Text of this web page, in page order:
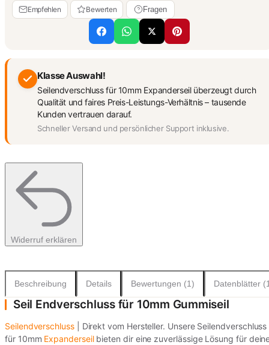
Empfehlen Bewerten Fragen
Klasse Auswahl!
Seilendverschluss für 10mm Expanderseil überzeugt durch
Qualität und faires Preis-Leistungs-Verhältnis – tausende
Kunden vertrauen darauf.
Schneller Versand und persönlicher Support inklusive.
Widerruf erklären
Beschreibung Details Bewertungen (1) Datenblätter
Seil Endverschluss für 10mm Gummiseil
Seilendverschluss| Direkt vom Hersteller. Unsere Seilendverschluss
für 10mm Expanderseilbieten dir eine zuverlässige Lösung für